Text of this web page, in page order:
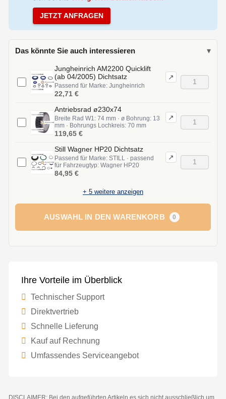
JETZT ANFRAGEN
Das könnte Sie auch interessieren ▾
Jungheinrich AM2200 Quicklift
(ab 04/2005) Dichtsatz
Passend für Marke: Jungheinrich
↗
22,71 €
Antriebsrad ø230x74
Breite Rad W1: 74 mm · ø Bohrung: 13
mm · Bohrungs Lochkreis: 70 mm
↗
119,65 €
Still Wagner HP20 Dichtsatz
Passend für Marke: STILL · passend
für Fahrzeugtyp: Wagner HP20
↗
84,95 €
+ 5 weitere anzeigen
AUSWAHL IN DEN WARENKORB 0
Ihre Vorteile im Überblick
Technischer Support
Direktvertrieb
Schnelle Lieferung
Kauf auf Rechnung
Umfassendes Serviceangebot
DISCLAIMER: Bei den aufgeführten Artikeln es sich nicht ausschließlich um